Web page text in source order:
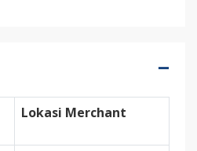
Lokasi Merchant